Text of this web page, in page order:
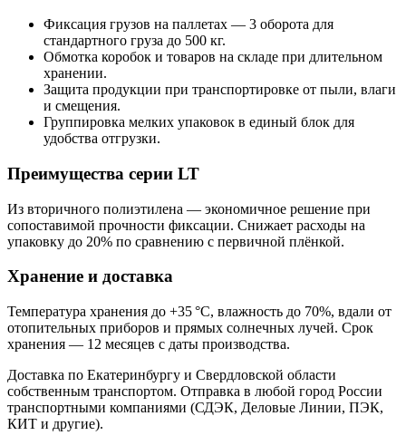
Фиксация грузов на паллетах — 3 оборота для
стандартного груза до 500 кг.
Обмотка коробок и товаров на складе при длительном
хранении.
Защита продукции при транспортировке от пыли, влаги
и смещения.
Группировка мелких упаковок в единый блок для
удобства отгрузки.
Преимущества серии LT
Из вторичного полиэтилена — экономичное решение при
сопоставимой прочности фиксации. Снижает расходы на
упаковку до 20% по сравнению с первичной плёнкой.
Хранение и доставка
Температура хранения до +35 °С, влажность до 70%, вдали от
отопительных приборов и прямых солнечных лучей. Срок
хранения — 12 месяцев с даты производства.
Доставка по Екатеринбургу и Свердловской области
собственным транспортом. Отправка в любой город России
транспортными компаниями (СДЭК, Деловые Линии, ПЭК,
КИТ и другие).